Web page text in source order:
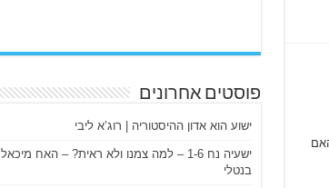
פוסטים אחרונים
ישוע הוא אדון ההיסטוריה | רוג’א ליבי
ישעיה נח 1-6 – למה צמנו ולא ראית? – האח מיכאל
בנטלי